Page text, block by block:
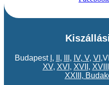
Budapest , , , IV, V, VI
XV, XVI , XVII , XVIII
XXIII ,